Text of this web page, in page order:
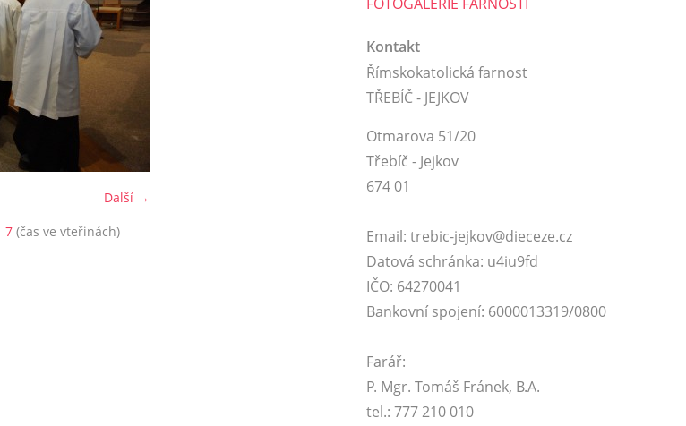
Další →
7(čas ve vteřinách)
Kontakt
Římskokatolická farnost
TŘEBÍČ - JEJKOV
Otmarova 51/20
Třebíč - Jejkov
674 01
Email: trebic-jejkov@dieceze.cz
Datová schránka: u4iu9fd
IČO: 64270041
Bankovní spojení: 6000013319/0800
Farář:
P. Mgr. Tomáš Fránek, B.A.
tel.: 777 210 010